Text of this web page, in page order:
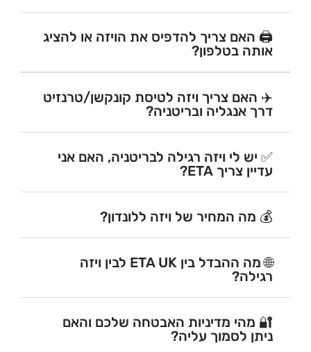
🖨️ האם צריך להדפיס את הויזה או להציג
אותה בטלפון?
✈️ האם צריך ויזה לטיסת קונקשן/טרנזיט
דרך אנגליה ובריטניה?
✅ יש לי ויזה רגילה לבריטניה, האם אני
עדיין צריך ETA?
💰 מה המחיר של ויזה ללונדון?
🌐 מה ההבדל בין ETA UK לבין ויזה
רגילה?
🔐 מהי מדיניות האבטחה שלכם והאם
ניתן לסמוך עליה?